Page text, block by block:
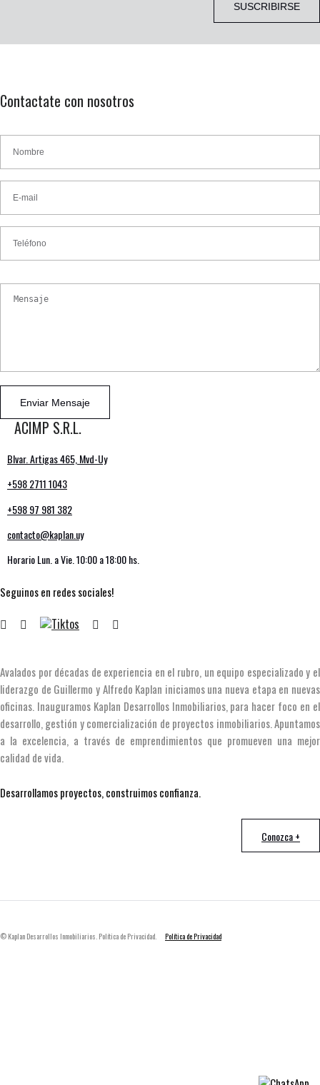
SUSCRIBIRSE
Contactate con nosotros
Enviar Mensaje
ACIMP S.R.L.
Blvar. Artigas 465, Mvd-Uy
+598 2711 1043
+598 97 981 382
contacto@kaplan.uy
Horario Lun. a Vie. 10:00 a 18:00 hs.
Seguinos en redes sociales!
Avalados por décadas de experiencia en el rubro, un equipo especializado y el
liderazgo de Guillermo y Alfredo Kaplan iniciamos una nueva etapa en nuevas
oficinas. Inauguramos Kaplan Desarrollos Inmobiliarios, para hacer foco en el
desarrollo, gestión y comercialización de proyectos inmobiliarios. Apuntamos
a la excelencia, a través de emprendimientos que promueven una mejor
calidad de vida.
Desarrollamos proyectos, construimos confianza.
Conozca +
© Kaplan Desarrollos Inmobiliarios. Política de Privacidad. Política de Privacidad